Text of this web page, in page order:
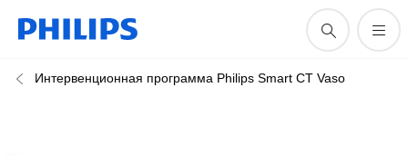
Интервенционная программа Philips Smart CT Vaso